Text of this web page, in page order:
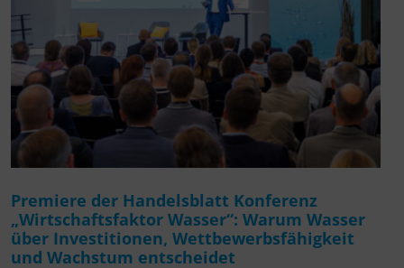
Premiere der Handelsblatt Konferenz
„Wirtschaftsfaktor Wasser“: Warum Wasser
über Investitionen, Wettbewerbsfähigkeit
und Wachstum entscheidet